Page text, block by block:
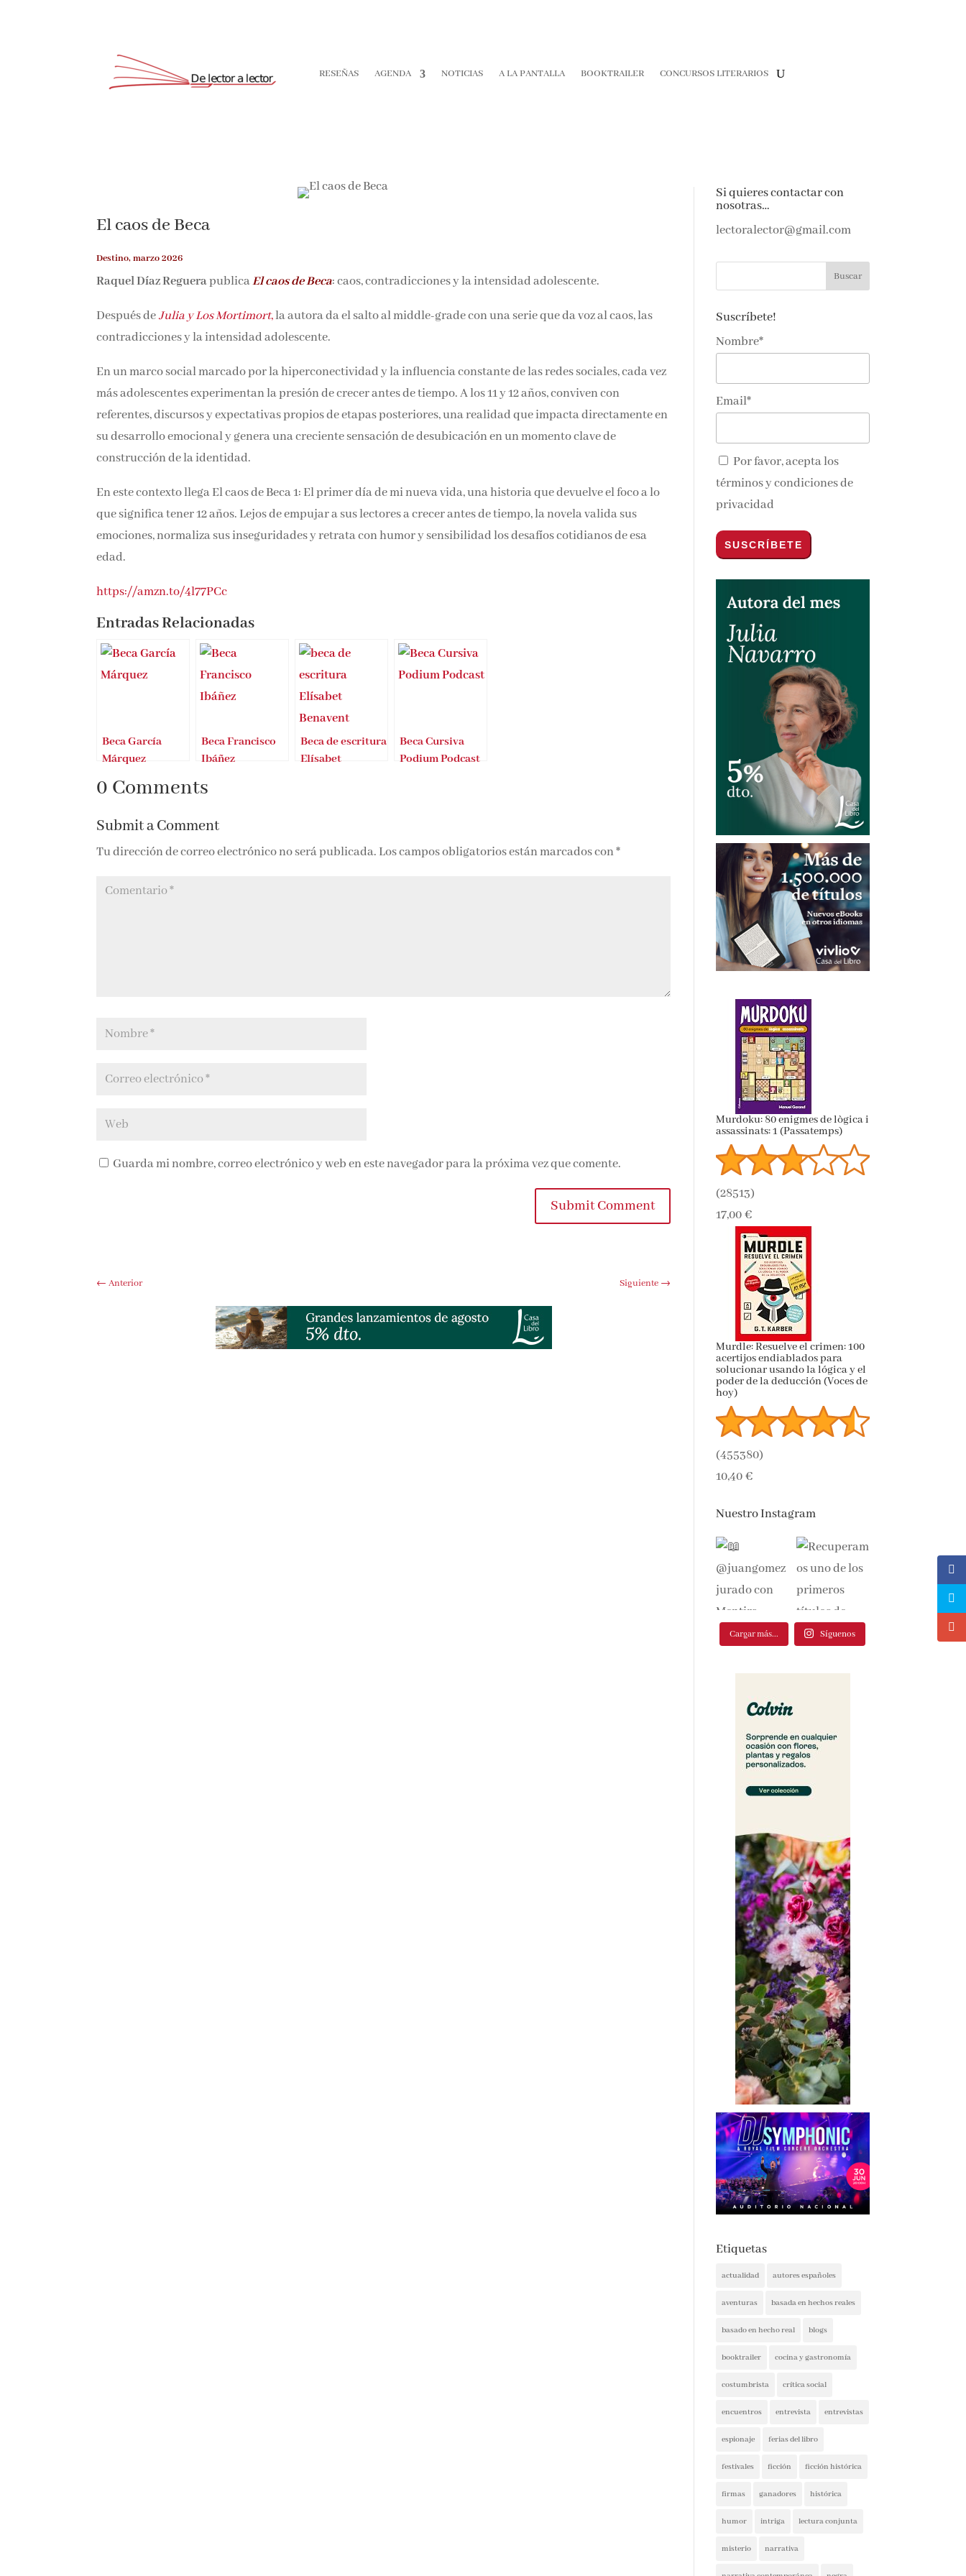
RESEÑAS AGENDA NOTICIAS A LA PANTALLA BOOKTRAILER CONCURSOS LITERARIOS
El caos de Beca
Destino, marzo 2026
Raquel Díaz ReguerapublicaEl caos de Beca: caos, contradicciones y la intensidad adolescente.
Después deJulia y Los Mortimort,la autora da el salto al middle-grade con una serie que da voz al caos, las
contradicciones y la intensidad adolescente.
En un marco social marcado por la hiperconectividad y la influencia constante de las redes sociales, cada vez
más adolescentes experimentan la presión de crecer antes de tiempo. A los 11 y 12 años, conviven con
referentes, discursos y expectativas propios de etapas posteriores, una realidad que impacta directamente en
su desarrollo emocional y genera una creciente sensación de desubicación en un momento clave de
construcción de la identidad.
En este contexto llega El caos de Beca 1: El primer día de mi nueva vida, una historia que devuelve el foco a lo
que significa tener 12 años. Lejos de empujar a sus lectores a crecer antes de tiempo, la novela valida sus
emociones, normaliza sus inseguridades y retrata con humor y sensibilidad los desafíos cotidianos de esa
edad.
https://amzn.to/4l77PCc
Entradas Relacionadas
Beca García
Márquez
Beca Francisco
Ibáñez
Beca de escritura
Elísabet
Beca Cursiva
Podium Podcast
0 Comments
Submit a Comment
Tu dirección de correo electrónico no será publicada. Los campos obligatorios están marcados con*
Guarda mi nombre, correo electrónico y web en este navegador para la próxima vez que comente.
Submit Comment
←Anterior Siguiente→
Si quieres contactar con
nosotras…
lectoralector@gmail.com
Suscríbete!
Nombre*
Email*
Por favor, acepta los
términos y condiciones de
privacidad
Murdoku: 80 enigmes de lògica i
assassinats: 1 (Passatemps)
(28513)
17,00 €
Murdle: Resuelve el crimen: 100
acertijos endiablados para
solucionar usando la lógica y el
poder de la deducción (Voces de
hoy)
(455380)
10,40 €
Nuestro Instagram
Cargar más... Síguenos
Etiquetas
actualidad autores españoles
aventuras basada en hechos reales
basado en hecho real blogs
booktrailer cocina y gastronomía
costumbrista crítica social
encuentros entrevista entrevistas
espionaje ferias del libro
festivales ficción ficción histórica
firmas ganadores histórica
humor intriga lectura conjunta
misterio narrativa